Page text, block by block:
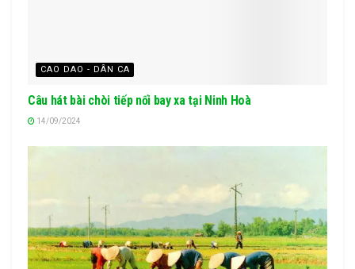
CAO DAO - DÂN CA
Câu hát bài chòi tiếp nối bay xa tại Ninh Hoà
14/09/2024